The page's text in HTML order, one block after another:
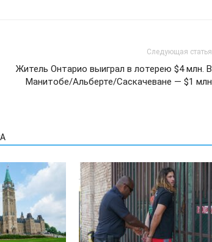
Следующая статья
Житель Онтарио выиграл в лотерею $4 млн. В
Манитобе/Альберте/Саскачеване — $1 млн